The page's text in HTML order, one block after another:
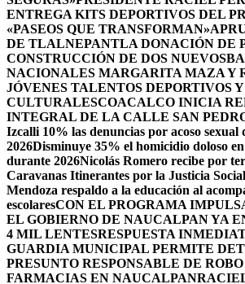
ENTREGA KITS DEPORTIVOS DEL
«PASEOS QUE TRANSFORMAN»
DE TLALNEPANTLA DONACIÓN DE
CONSTRUCCIÓN DE DOS
NACIONALES MARGARITA MAZA Y
JÓVENES TALENTOS DEPORTIVOS Y
CULTURALESCOACALCO INICIA
INTEGRAL DE LA CALLE SAN
Izcalli 10% las denuncias por acoso sexual
2026Disminuye 35% el homicidio doloso
durante 2026Nicolás Romero recibe por
Caravanas Itinerantes por la Justicia Social
Mendoza respaldo a la educación al
escolaresCON EL PROGRAMA
EL GOBIERNO DE NAUCALPAN YA
4 MIL LENTESRESPUESTA
GUARDIA MUNICIPAL PERMITE
PRESUNTO RESPONSABLE DE
FARMACIAS EN NAUCALPAN